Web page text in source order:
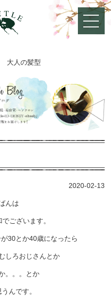
大人の髪型
2020-02-13
んは
ございます。
30とか40歳になったら
しろおじさんとか
。。。とか
んです。